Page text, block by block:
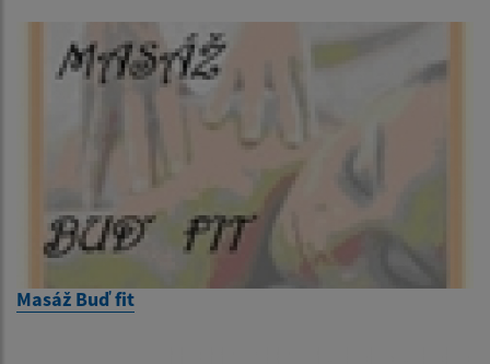
Masáž Buď fit